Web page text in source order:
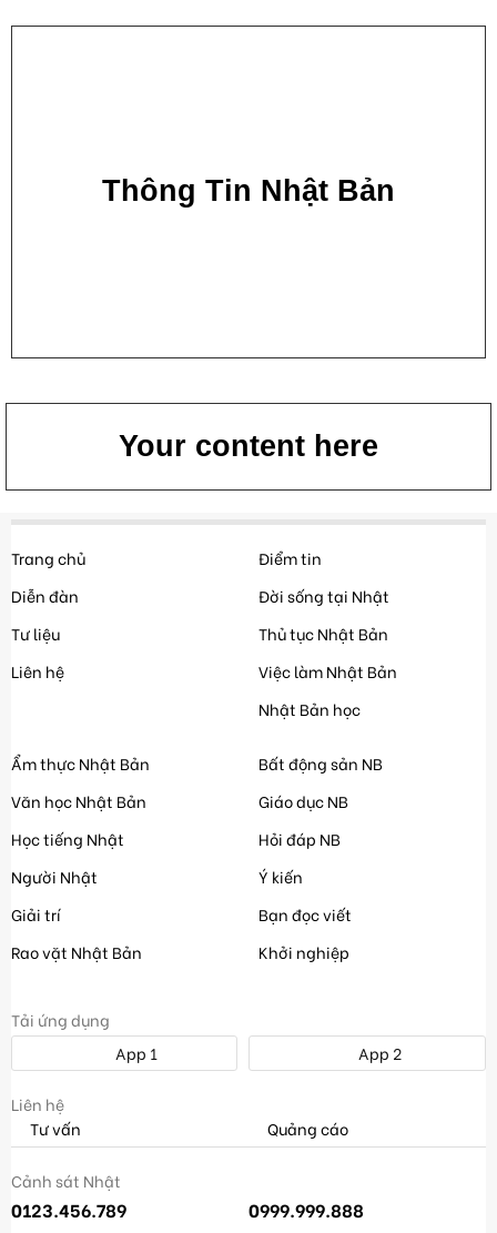
Thông Tin Nhật Bản
Your content here
Trang chủ
Diễn đàn
Tư liệu
Liên hệ
Điểm tin
Đời sống tại Nhật
Thủ tục Nhật Bản
Việc làm Nhật Bản
Nhật Bản học
Ẩm thực Nhật Bản
Văn học Nhật Bản
Học tiếng Nhật
Người Nhật
Giải trí
Rao vặt Nhật Bản
Bất động sản NB
Giáo dục NB
Hỏi đáp NB
Ý kiến
Bạn đọc viết
Khởi nghiệp
Tải ứng dụng
App 1
App 2
Liên hệ
Tư vấn
Quảng cáo
Cảnh sát Nhật
0123.456.789 0999.999.888